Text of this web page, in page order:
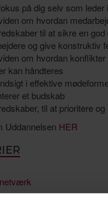
på dig selv som leder i
om hvordan
til at sikre en
og give konstruktiv
om hvordan
kan håndteres
i effektive
et budskab
til at prioritere og
Uddannelsen HER